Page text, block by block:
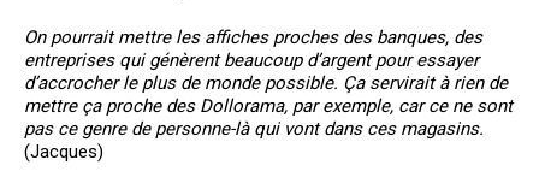
On pourrait mettre les affiches proches des banques, des
entreprises qui génèrent beaucoup d’argent pour essayer
d’accrocher le plus de monde possible. Ça servirait à rien de
mettre ça proche des Dollorama, par exemple, car ce ne sont
pas ce genre de personne-là qui vont dans ces magasins.
(Jacques)